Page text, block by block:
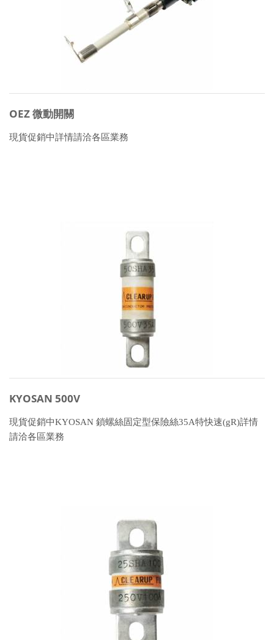
OEZ 微動開關
現貨促銷中詳情請洽各區業務
KYOSAN 500V
現貨促銷中KYOSAN 鎖螺絲固定型保險絲35A特快速(gR)詳情
請洽各區業務